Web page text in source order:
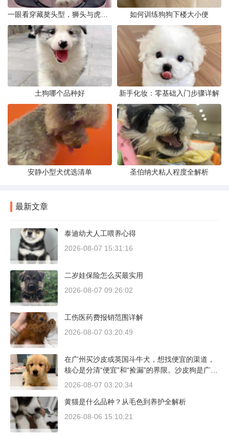
如何训练狗狗下楼大小便
土狗哪个品种好 新手化妆：零基础入门步骤详解
安静小型犬优选清单 圣伯纳犬粘人程度全解析
最新文章
泰迪幼犬人工喂养心得
2026-08-07 15:31:16
二岁娃保险怎么买最实用
2026-08-07 09:26:02
工伤医药费报销范围详解
2026-08-07 03:20:49
在广州买沙皮或英国斗牛犬，想找便宜的渠道，
核心是分清“便宜”和“捡漏”的界限。沙皮狗是广东
本地犬种，价格比北方城市有优势；英国斗牛犬
方和真实价格区间。
2026-08-07 03:20:34
黄猫是什么品种？从毛色到养护全解析
2026-08-06 15:10:21